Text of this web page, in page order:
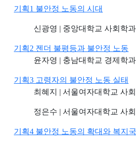
기획1 불안정 노동의 시대
신광영 | 중앙대학교 사회학과
기획2 젠더 불평등과 불안정 노동
윤자영 | 충남대학교 경제학과
기획3 고령자의 불안정 노동 실태
최혜지 | 서울여자대학교 사회
정은수 | 서울여자대학교 사회
기획4 불안정 노동의 확대와 복지